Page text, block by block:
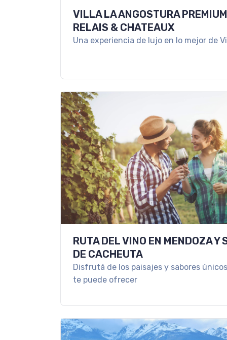
VILLA LA ANGOSTURA
RELAIS & CHATEAUX
Una experiencia de lujo en lo mejor de
RUTA DEL VINO EN MENDOZA Y
DE CACHEUTA
Disfrutá de los paisajes y sabores
te puede ofrecer